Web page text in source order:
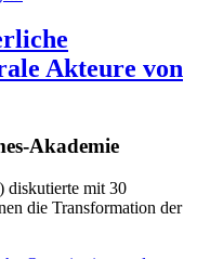
Akteure von
Akademie
diskutierte mit 30
die Transformation der